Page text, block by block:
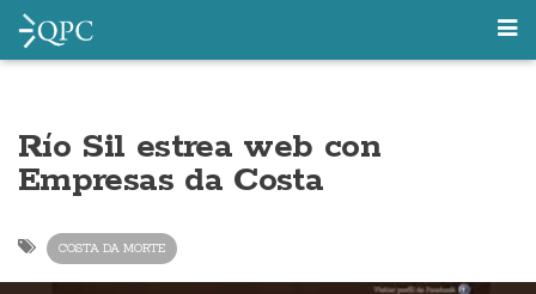
Río Sil estrea web con
Empresas da Costa
COSTA DA MORTE